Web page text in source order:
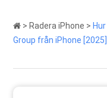
> Radera iPhone >
Group från iPhone [2025]